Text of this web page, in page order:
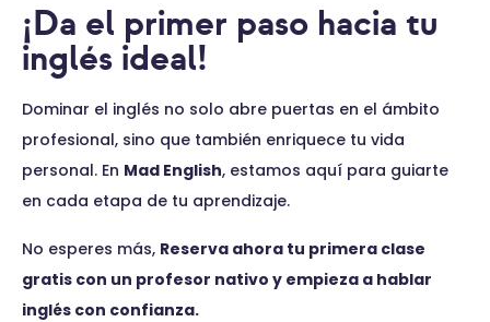
¡Da el primer paso hacia tu
inglés ideal!
Dominar el inglés no solo abre puertas en el ámbito
profesional, sino que también enriquece tu vida
personal. En Mad English, estamos aquí para guiarte
en cada etapa de tu aprendizaje.
No esperes más, Reserva ahora tu primera clase
gratis con un profesor nativo y empieza a hablar
inglés con confianza.